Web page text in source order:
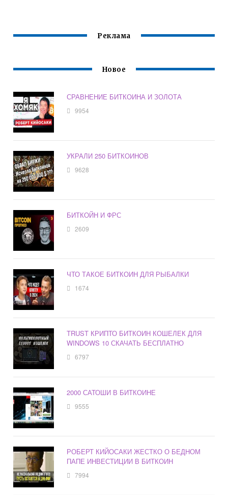
Реклама
Новое
СРАВНЕНИЕ БИТКОИНА И ЗОЛОТА
9954
УКРАЛИ 250 БИТКОИНОВ
9628
БИТКОЙН И ФРС
2609
ЧТО ТАКОЕ БИТКОИН ДЛЯ РЫБАЛКИ
1674
TRUST КРИПТО БИТКОИН КОШЕЛЕК ДЛЯ
WINDOWS 10 СКАЧАТЬ БЕСПЛАТНО
6797
2000 САТОШИ В БИТКОИНЕ
9555
РОБЕРТ КИЙОСАКИ ЖЕСТКО О БЕДНОМ
ПАПЕ ИНВЕСТИЦИИ В БИТКОИН
7994